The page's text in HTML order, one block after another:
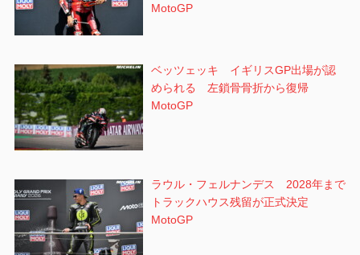
MotoGP
ベッツェッキ イギリスGP出場が認
められる 左鎖骨骨折から復帰
MotoGP
ラウル・フェルナンデス 2028年まで
トラックハウス残留が正式決定
MotoGP